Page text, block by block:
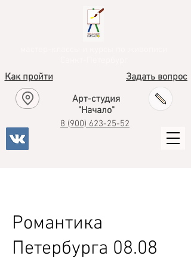
Арт-студия
"Начало"
8 (900) 623-25-52
Задать вопрос
Как пройти
Романтика
Петербурга 08.08